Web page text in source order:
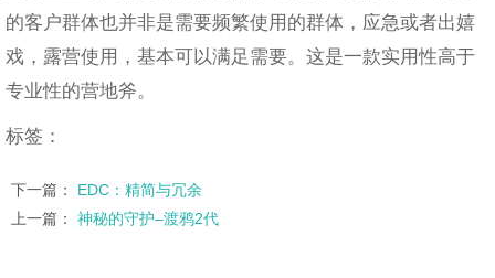
的客户群体也并非是需要频繁使用的群体，应急或者出嬉
戏，露营使用，基本可以满足需要。这是一款实用性高于
专业性的营地斧。
标签：
下一篇： EDC：精简与冗余
上一篇： 神秘的守护–渡鸦2代